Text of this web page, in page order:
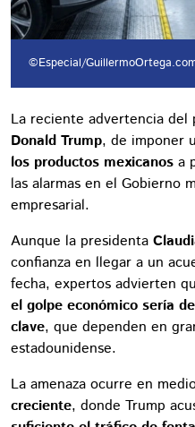
©Especial/
La reciente advertencia del
Donald Trump, de imponer
los productos mexicanos a
las alarmas en el Gobierno
empresarial.
Aunque la presidenta
confianza en llegar a un
fecha, expertos advierten
el golpe económico sería
clave, que dependen en
estadounidense.
La amenaza ocurre en
creciente, donde Trump